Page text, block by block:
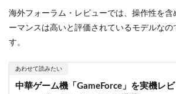
海外フォーラム・レビューでは、操作性を含
ーマンスは高いと評価されているモデルな
す。
あわせて読みたい
中華ゲーム機「GameForce」を実機レビ